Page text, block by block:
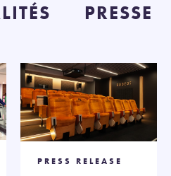
PRESSE
PRESS RELEASE